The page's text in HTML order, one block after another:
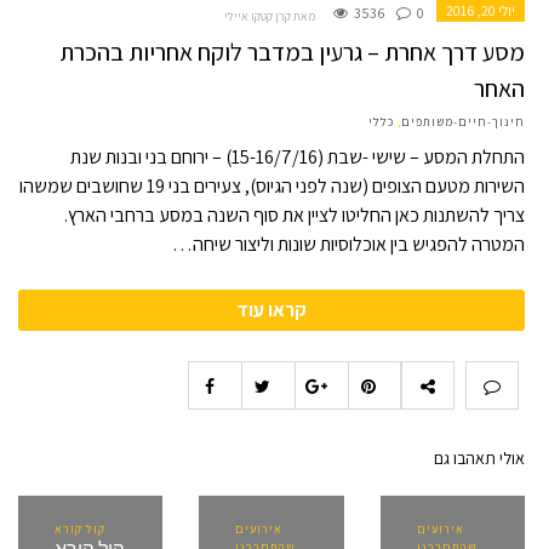
יולי 20, 2016
3536 0 מאת קרן קטקו איילי
מסע דרך אחרת – גרעין במדבר לוקח אחריות בהכרת
האחר
חינוך-חיים-משותפים, כללי
התחלת המסע – שישי -שבת (15-16/7/16) – ירוחם בני ובנות שנת
השירות מטעם הצופים (שנה לפני הגיוס), צעירים בני 19 שחושבים שמשהו
צריך להשתנות כאן החליטו לציין את סוף השנה במסע ברחבי הארץ.
המטרה להפגיש בין אוכלוסיות שונות וליצור שיחה…
קראו עוד
אולי תאהבו גם
אירועים
אירועים
קול קורא